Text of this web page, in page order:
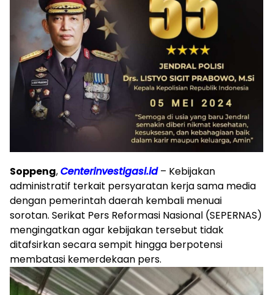
Soppeng,Centerinvestigasi.id– Kebijakan
administratif terkait persyaratan kerja sama media
dengan pemerintah daerah kembali menuai
sorotan. Serikat Pers Reformasi Nasional (SEPERNAS)
mengingatkan agar kebijakan tersebut tidak
ditafsirkan secara sempit hingga berpotensi
membatasi kemerdekaan pers.